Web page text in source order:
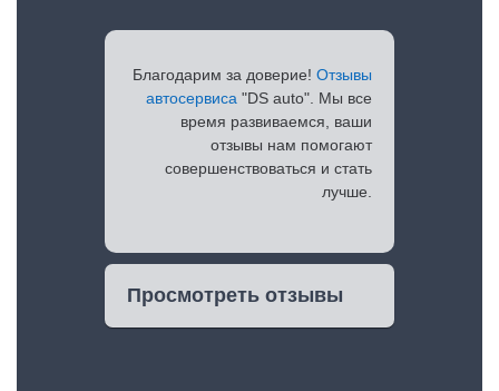
Благодарим за доверие! Отзывы
автосервиса "DS auto". Мы все
время развиваемся, ваши
отзывы нам помогают
совершенствоваться и стать
лучше.
Просмотреть отзывы